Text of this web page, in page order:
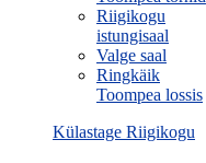
Riigikogu
istungisaal
Valge saal
Ringkäik
Toompea lossis
Külastage Riigikogu